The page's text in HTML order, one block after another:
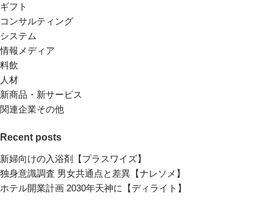
ギフト
コンサルティング
システム
情報メディア
料飲
人材
新商品・新サービス
関連企業その他
Recent posts
新婦向けの入浴剤【プラスワイズ】
独身意識調査 男女共通点と差異【ナレソメ】
ホテル開業計画 2030年天神に【ディライト】